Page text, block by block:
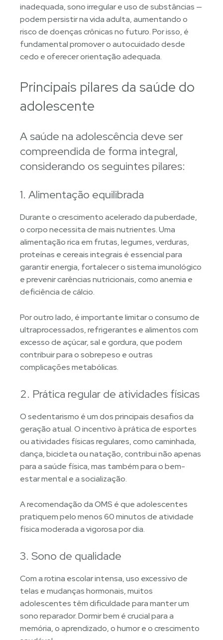
inadequada, sono irregular e uso de substâncias —
podem persistir na vida adulta, aumentando o
risco de doenças crônicas no futuro. Por isso, é
fundamental promover o autocuidado desde
cedo e oferecer orientação adequada.
Principais pilares da saúde do
adolescente
A saúde na adolescência deve ser
compreendida de forma integral,
considerando os seguintes pilares:
1. Alimentação equilibrada
Durante o crescimento acelerado da puberdade,
o corpo necessita de mais nutrientes. Uma
alimentação rica em frutas, legumes, verduras,
proteínas e cereais integrais é essencial para
garantir energia, fortalecer o sistema imunológico
e prevenir carências nutricionais, como anemia e
deficiência de cálcio.
Por outro lado, é importante limitar o consumo de
ultraprocessados, refrigerantes e alimentos com
excesso de açúcar, sal e gordura, que podem
contribuir para o sobrepeso e outras
complicações metabólicas.
2. Prática regular de atividades físicas
O sedentarismo é um dos principais desafios da
geração atual. O incentivo à prática de esportes
ou atividades físicas regulares, como caminhada,
dança, bicicleta ou natação, contribui não apenas
para a saúde física, mas também para o bem-
estar mental e a socialização.
A recomendação da OMS é que adolescentes
pratiquem pelo menos 60 minutos de atividade
física moderada a vigorosa por dia.
3. Sono de qualidade
Com a rotina escolar intensa, uso excessivo de
telas e mudanças hormonais, muitos
adolescentes têm dificuldade para manter um
sono reparador. Dormir bem é crucial para a
memória, o aprendizado, o humor e o crescimento